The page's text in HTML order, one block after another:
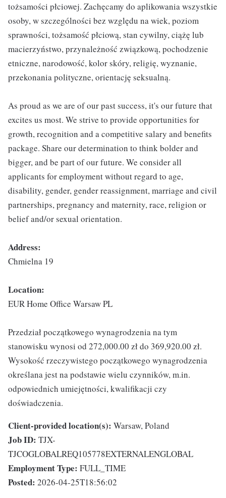
tożsamości płciowej. Zachęcamy do aplikowania wszystkie
osoby, w szczególności bez względu na wiek, poziom
sprawności, tożsamość płciową, stan cywilny, ciążę lub
macierzyństwo, przynależność związkową, pochodzenie
etniczne, narodowość, kolor skóry, religię, wyznanie,
przekonania polityczne, orientację seksualną.
As proud as we are of our past success, it's our future that
excites us most. We strive to provide opportunities for
growth, recognition and a competitive salary and benefits
package. Share our determination to think bolder and
bigger, and be part of our future. We consider all
applicants for employment without regard to age,
disability, gender, gender reassignment, marriage and civil
partnerships, pregnancy and maternity, race, religion or
belief and/or sexual orientation.
Address:
Chmielna 19
Location:
EUR Home Office Warsaw PL
Przedział początkowego wynagrodzenia na tym
stanowisku wynosi od 272,000.00 zł do 369,920.00 zł.
Wysokość rzeczywistego początkowego wynagrodzenia
określana jest na podstawie wielu czynników, m.in.
odpowiednich umiejętności, kwalifikacji czy
doświadczenia.
Client-provided location(s): Warsaw, Poland
Job ID: TJX-
TJCOGLOBALREQ105778EXTERNALENGLOBAL
Employment Type: FULL_TIME
Posted: 2026-04-25T18:56:02